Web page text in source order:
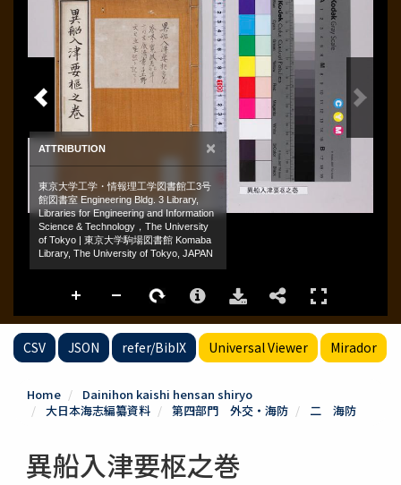
CSV JSON refer/BibIX Universal Viewer Mirador
Home
Dainihon kaishi hensan shiryo
大日本海志編纂資料
第四部門 外交・海防 二 海防
異船入津要枢之巻